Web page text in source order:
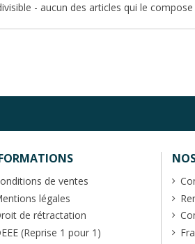
- aucun des articles qui le
de ventes
légales
de rétractation
(Reprise 1 pour 1)